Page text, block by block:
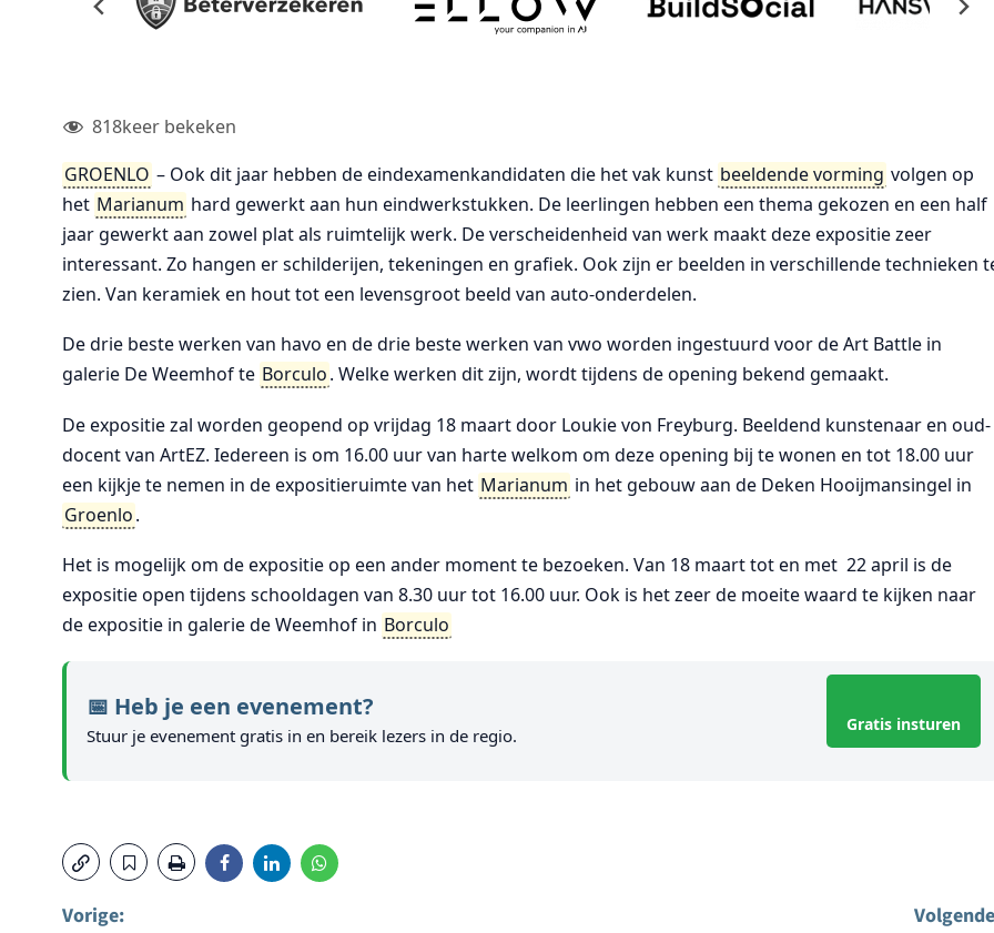
818keer bekeken
GROENLO – Ook dit jaar hebben de eindexamenkandidaten die het vak kunst beeldende vorming volgen op
het Marianum hard gewerkt aan hun eindwerkstukken. De leerlingen hebben een thema gekozen en een half
jaar gewerkt aan zowel plat als ruimtelijk werk. De verscheidenheid van werk maakt deze expositie zeer
interessant. Zo hangen er schilderijen, tekeningen en grafiek. Ook zijn er beelden in verschillende technieken
zien. Van keramiek en hout tot een levensgroot beeld van auto-onderdelen.
De drie beste werken van havo en de drie beste werken van vwo worden ingestuurd voor de Art Battle in
galerie De Weemhof te Borculo. Welke werken dit zijn, wordt tijdens de opening bekend gemaakt.
De expositie zal worden geopend op vrijdag 18 maart door Loukie von Freyburg. Beeldend kunstenaar en oud-
docent van ArtEZ. Iedereen is om 16.00 uur van harte welkom om deze opening bij te wonen en tot 18.00 uur
een kijkje te nemen in de expositieruimte van het Marianum in het gebouw aan de Deken Hooijmansingel in
Groenlo.
Het is mogelijk om de expositie op een ander moment te bezoeken. Van 18 maart tot en met 22 april is de
expositie open tijdens schooldagen van 8.30 uur tot 16.00 uur. Ook is het zeer de moeite waard te kijken naar
de expositie in galerie de Weemhof in Borculo
📅 Heb je een evenement?
Stuur je evenement gratis in en bereik lezers in de regio.
Gratis insturen
Vorige: